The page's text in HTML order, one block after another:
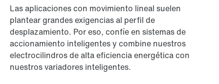
Las aplicaciones con movimiento lineal suelen
plantear grandes exigencias al perfil de
desplazamiento. Por eso, confíe en sistemas de
accionamiento inteligentes y combine nuestros
electrocilindros de alta eficiencia energética con
nuestros variadores inteligentes.